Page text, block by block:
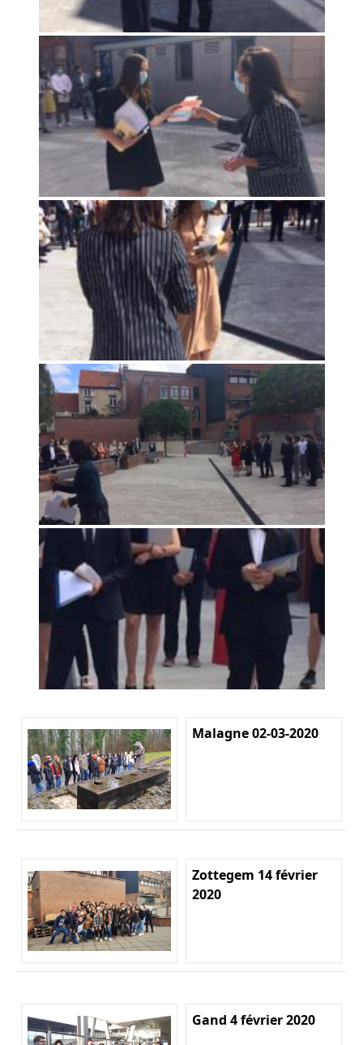
Malagne 02-03-2020
Zottegem 14 février
2020
Gand 4 février 2020